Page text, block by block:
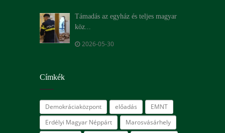
Támadás az egyház és teljes magyar
köz...
2026-05-30
Címkék
Demokráciaközpont előadás
EMNT
Erdélyi Magyar Néppárt
Marosvásárhely